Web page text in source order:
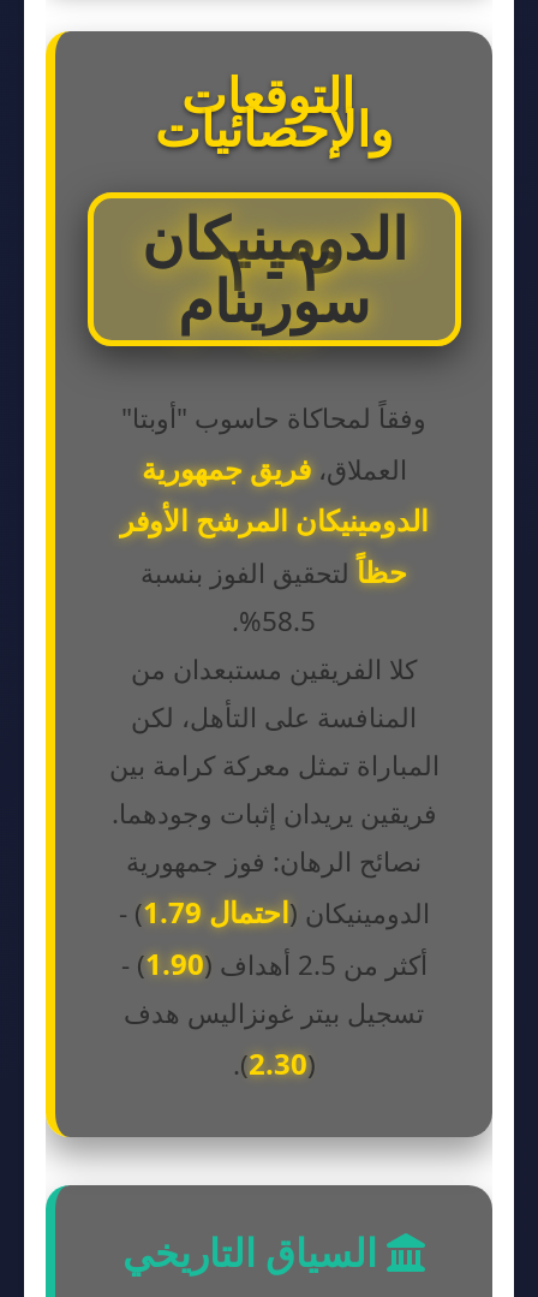
التوقعات
والإحصائيات
الدومينيكان
٢ - ١
سورينام
وفقاً لمحاكاة حاسوب "أوبتا"
العملاق،فريق جمهورية
الدومينيكان المرشح الأوفر
حظاًلتحقيق الفوز بنسبة
58.5%.
كلا الفريقين مستبعدان من
المنافسة على التأهل، لكن
المباراة تمثل معركة كرامة بين
فريقين يريدان إثبات وجودهما.
نصائح الرهان: فوز جمهورية
الدومينيكان (احتمال 1.79
) -
أكثر من 2.5 أهداف (
1.90
) -
تسجيل بيتر غونزاليس هدف
(
2.30
).
السياق التاريخي